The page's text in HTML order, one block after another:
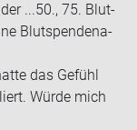
...50., 75. Blut­
Blut­spen­de­na­
das Ge­fühl
Würde mich